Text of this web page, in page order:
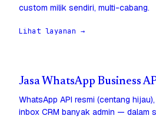
custom milik sendiri, multi-cabang.
Lihat layanan →
Jasa WhatsApp Business
WhatsApp API resmi (centang
inbox CRM banyak admin — dalam